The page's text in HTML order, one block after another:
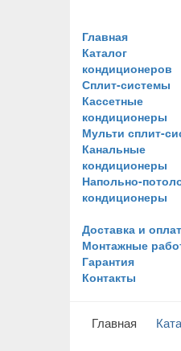
Главная
Каталог
кондиционеров
Сплит-системы
Кассетные
кондиционеры
Мульти сплит-
Канальные
кондиционеры
Напольно-
кондиционеры
Доставка и
Монтажные
Гарантия
Контакты
Главная